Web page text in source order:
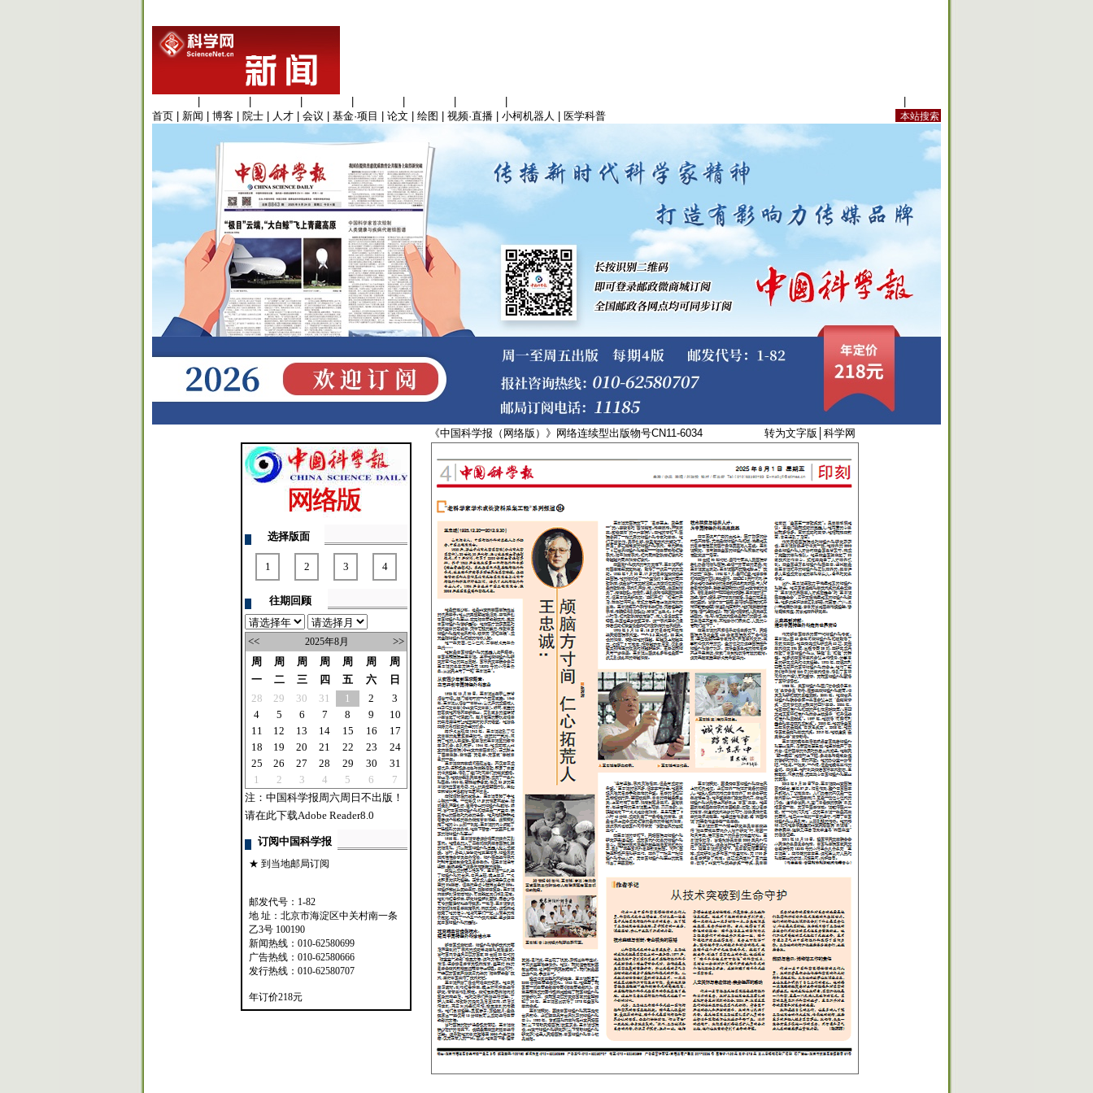
首页
新闻 博客 院士 人才 会议 基金·项目 论文 绘图 视频·直播 小柯机器人 医学科普
《中国科学报（网络版）》网络连续型出版物号CN11-6034 转为文字版 科学网
选择版面
1 2 3 4
往期回顾
<< 2025年8月
>>
周
一
周
二
周
三
周
四
周
五
周
六
周
日
28
29 30 31 1 2
3
4
5 6 7 8 9
10
11
12 13 14 15 16
17
18
19 20 21 22 23
24
25
26 27 28 29 30
31
1
2 3 4 5 6
7
注：中国科学报周六周日不出版！
请在此下载Adobe Reader8.0
订阅中国科学报
★ 到当地邮局订阅
邮发代号：1-82
地 址：北京市海淀区中关村南一条
乙3号 100190
新闻热线：010-62580699
广告热线：010-62580666
发行热线：010-62580707
年订价218元